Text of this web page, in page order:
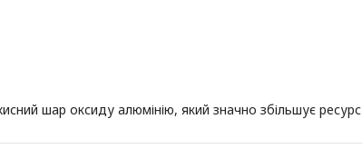
шар оксиду алюмінію, який значно збільшує ресурс